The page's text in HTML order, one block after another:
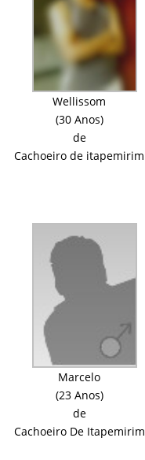
Wellissom
(30 Anos)
de
Cachoeiro de itapemirim
Marcelo
(23 Anos)
de
Cachoeiro De Itapemirim